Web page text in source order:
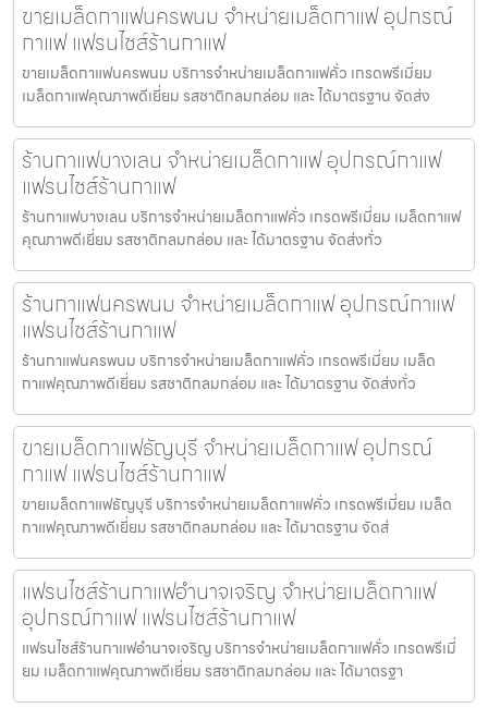
ขายเมล็ดกาแฟนครพนม จำหน่ายเมล็ดกาแฟ อุปกรณ์
กาแฟ แฟรนไชส์ร้านกาแฟ
ขายเมล็ดกาแฟนครพนม บริการจำหน่ายเมล็ดกาแฟคั่ว เกรดพรีเมี่ยม
เมล็ดกาแฟคุณภาพดีเยี่ยม รสชาติกลมกล่อม และ ได้มาตรฐาน จัดส่ง
ร้านกาแฟบางเลน จำหน่ายเมล็ดกาแฟ อุปกรณ์กาแฟ
แฟรนไชส์ร้านกาแฟ
ร้านกาแฟบางเลน บริการจำหน่ายเมล็ดกาแฟคั่ว เกรดพรีเมี่ยม เมล็ดกาแฟ
คุณภาพดีเยี่ยม รสชาติกลมกล่อม และ ได้มาตรฐาน จัดส่งทั่ว
ร้านกาแฟนครพนม จำหน่ายเมล็ดกาแฟ อุปกรณ์กาแฟ
แฟรนไชส์ร้านกาแฟ
ร้านกาแฟนครพนม บริการจำหน่ายเมล็ดกาแฟคั่ว เกรดพรีเมี่ยม เมล็ด
กาแฟคุณภาพดีเยี่ยม รสชาติกลมกล่อม และ ได้มาตรฐาน จัดส่งทั่ว
ขายเมล็ดกาแฟธัญบุรี จำหน่ายเมล็ดกาแฟ อุปกรณ์
กาแฟ แฟรนไชส์ร้านกาแฟ
ขายเมล็ดกาแฟธัญบุรี บริการจำหน่ายเมล็ดกาแฟคั่ว เกรดพรีเมี่ยม เมล็ด
กาแฟคุณภาพดีเยี่ยม รสชาติกลมกล่อม และ ได้มาตรฐาน จัดส่
แฟรนไชส์ร้านกาแฟอำนาจเจริญ จำหน่ายเมล็ดกาแฟ
อุปกรณ์กาแฟ แฟรนไชส์ร้านกาแฟ
แฟรนไชส์ร้านกาแฟอำนาจเจริญ บริการจำหน่ายเมล็ดกาแฟคั่ว เกรดพรีเมี่
ยม เมล็ดกาแฟคุณภาพดีเยี่ยม รสชาติกลมกล่อม และ ได้มาตรฐา